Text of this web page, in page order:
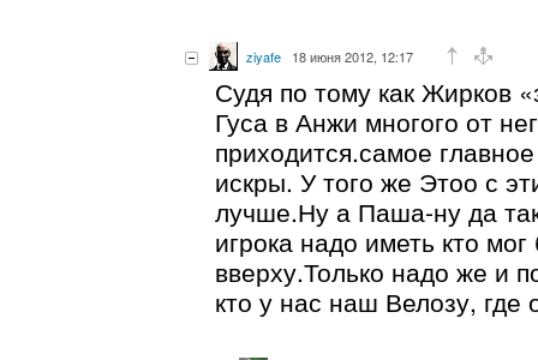
ziyafe 18 июня 2012, 12:17
Судя по тому как Жирков
Гуса в Анжи многого от
приходится.самое
искры. У того же Этоо с
лучше.Ну а Паша-ну да
игрока надо иметь кто
вверху.Только надо же и
кто у нас наш Велозу, где